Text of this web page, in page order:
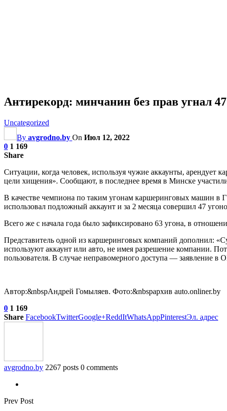
Антирекорд: минчанин без прав угнал
Uncategorized
By avgrodno.by On Июл 12, 2022
0 1 169
Share
Ситуации, когда человек, используя чужие аккаунты, арендует
цели хищения». Сообщают, в последнее время в Минске
В качестве чемпиона по таким угонам каршеринговых машин в
использовал подложный аккаунт и за 2 месяца совершил 47
Всего же с начала года было зафиксировано 63 угона, в
Представитель одной из каршеринговых компаний дополнил:
используют аккаунт или авто, не имея разрешение компании.
пользователя. В случае неправомерного доступа — заявление в
Автор:&nbspАндрей Гомыляев. Фото:&nbspархив auto.onliner.by
0 1 169
Share FacebookTwitterGoogle+ReddItWhatsAppPinterestЭл. адрес
avgrodno.by 2267 posts 0 comments
Prev Post